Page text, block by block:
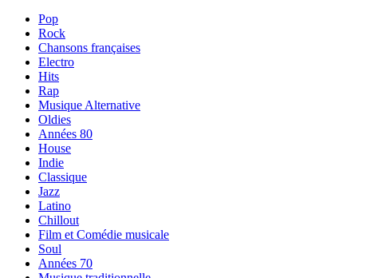
Pop
Rock
Chansons françaises
Electro
Hits
Rap
Musique Alternative
Oldies
Années 80
House
Indie
Classique
Jazz
Latino
Chillout
Film et Comédie musicale
Soul
Années 70